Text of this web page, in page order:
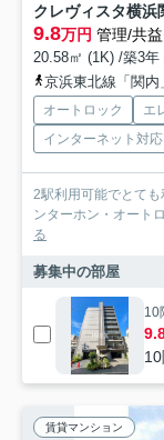
クレヴィスタ横浜
9.8万円 管理/共
20.58㎡ (1K) /築3年
京浜東北線「関
オートロック エ
インターネット対応
2駅利用可能でとて
ンターホン・オート
る
募集中の部屋
10
賃貸マンション